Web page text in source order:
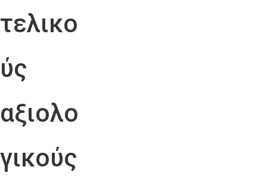
τελικο
ύς
αξιολο
γικούς